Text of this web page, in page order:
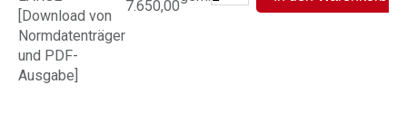
[Download von
Normdatenträger
und PDF-
Ausgabe]
7.650,00